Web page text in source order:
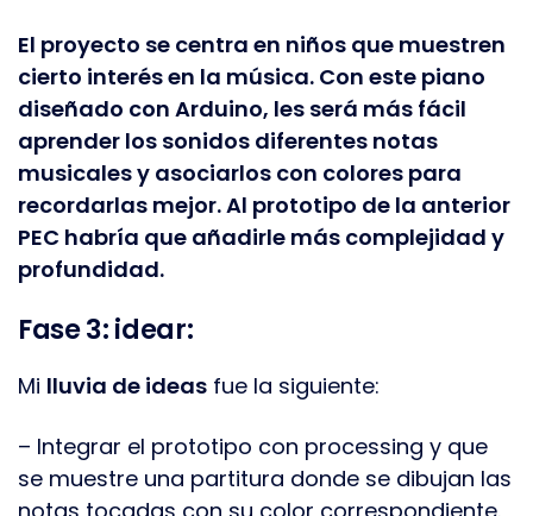
El proyecto se centra en niños que muestren
cierto interés en la música. Con este piano
diseñado con Arduino, les será más fácil
aprender los sonidos diferentes notas
musicales y asociarlos con colores para
recordarlas mejor. Al prototipo de la anterior
PEC habría que añadirle más complejidad y
profundidad.
Fase 3: idear:
Mi lluvia de ideas fue la siguiente:
– Integrar el prototipo con processing y que
se muestre una partitura donde se dibujan las